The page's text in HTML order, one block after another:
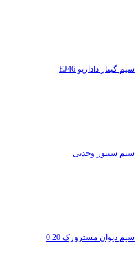
سیم گیتار داداریو EJ46
سیم سنتور وحدتی
سیم دیوان مسترورک 0.20